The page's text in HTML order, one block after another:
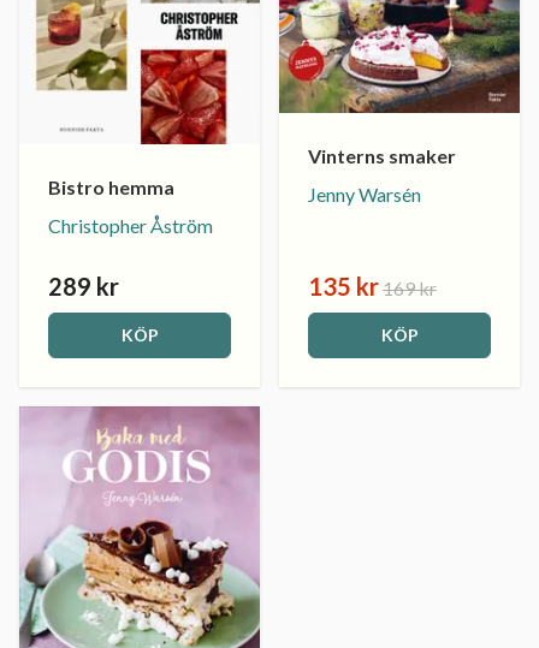
Bistro hemma
Christopher Åström
289 kr
KÖP
Vinterns smaker
Jenny Warsén
135 kr169 kr
KÖP